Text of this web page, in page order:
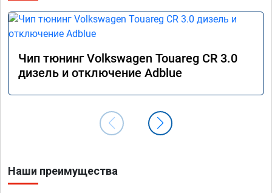
Чип тюнинг Volkswagen Touareg CR 3.0
дизель и отключение Adblue
Наши преимущества